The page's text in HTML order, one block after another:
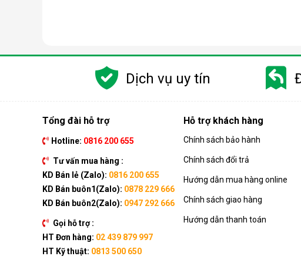
kèm như: Hẹn giờ, khóa trẻ em, remote, kết nối wifi,...
Ưu điểm vượt trội của điều hòa di động
Dịch vụ uy tín
Tổng đài hỗ trợ
Hotline: 0816 200 655
Tư vấn mua hàng :
KD Bán lẻ (Zalo): 0816 200 655
KD Bán buôn1(Zalo): 0878 229 666
KD Bán buôn2(Zalo): 0947 292 666
Gọi hỗ trợ :
HT Đơn hàng: 02 439 879 997
HT Kỹ thuật: 0813 500 650
Hỗ trợ khách hàng
Chính sách bảo hành
Chính sách đổi trả
Hướng dẫn mua hàng online
Chính sách giao hàng
Hướng dẫn thanh toán